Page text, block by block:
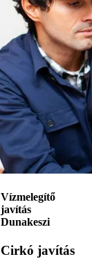
Vízmelegítő
javítás
Dunakeszi
Cirkó javítás